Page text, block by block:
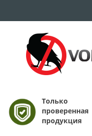
Только
проверенная
продукция